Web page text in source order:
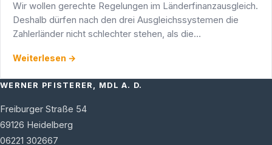
Wir wollen gerechte Regelungen im Länderfinanzausgleich.
Deshalb dürfen nach den drei Ausgleichssystemen die
Zahlerländer nicht schlechter stehen, als die
Einwohner …
Weiterlesen →
WERNER PFISTERER, MDL A. D.
Freiburger Straße 54
69126 Heidelberg
06221 302667